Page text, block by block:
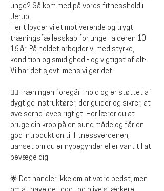
unge? Så kom med på vores fitnesshold i
Jerup!
Her tilbyder vi et motiverende og trygt
træningsfællesskab for unge i alderen 10-
16 år. På holdet arbejder vi med styrke,
kondition og smidighed - og vigtigst af alt:
Vi har det sjovt, mens vi gør det!
🏋️‍♂️ Træningen foregår i hold og er støttet af
dygtige instruktører, der guider og sikrer, at
øvelserne laves rigtigt. Her lærer du at
bruge din krop på en sund måde og får en
god introduktion til fitnessverdenen,
uanset om du er nybegynder eller vant til at
bevæge dig.
🌟 Det handler ikke om at være bedst, men